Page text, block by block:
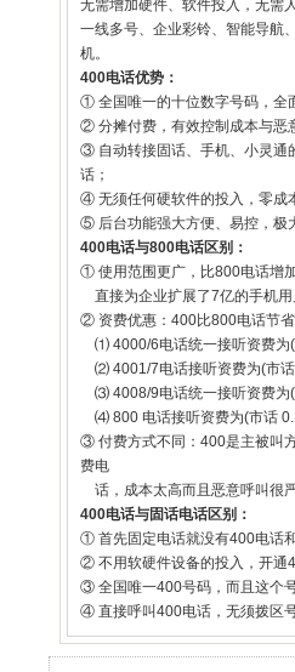
无需增加硬件、软件投入，无需
一线多号、企业彩铃、智能导航
机。
400电话优势：
① 全国唯一的十位数字号码，全
② 分摊付费，有效控制成本与恶
③ 自动转接固话、手机、小灵通
话；
④ 无须任何硬软件的投入，零成
⑤ 后台功能强大方便、易控，极
400电话与800电话区别：
① 使用范围更广，比800电话增
直接为企业扩展了7亿的手机用
② 资费优惠：400比800电话节
⑴ 4000/6电话统一接听资费为
⑵ 4001/7电话接听资费为(市话
⑶ 4008/9电话统一接听资费为
⑷ 800 电话接听资费为(市话
③ 付费方式不同：400是主被叫
费电
话，成本太高而且恶意呼叫很
400电话与固话电话区别：
① 首先固定电话就没有400电话
② 不用软硬件设备的投入，开通
③ 全国唯一400号码，而且这个
④ 直接呼叫400电话，无须拨区